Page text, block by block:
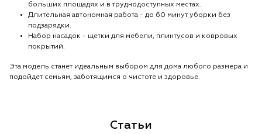
больших площадях и в труднодоступных местах.
Длительная автономная работа - до 60 минут уборки без
подзарядки.
Набор насадок - щетки для мебели, плинтусов и ковровых
покрытий.
Эта модель станет идеальным выбором для дома любого размера и
подойдет семьям, заботящимся о чистоте и здоровье.
Статьи